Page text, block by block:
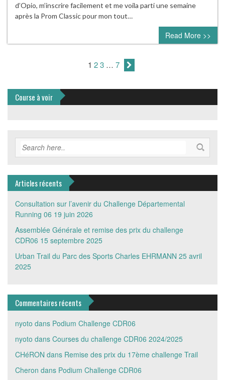
d’Opio, m’inscrire facilement et me voila parti une semaine
après la Prom Classic pour mon tout…
Read More >>
1 23 … 7
Course à voir
Articles récents
Consultation sur l’avenir du Challenge Départemental
Running 06 19 juin 2026
Assemblée Générale et remise des prix du challenge
CDR06 15 septembre 2025
Urban Trail du Parc des Sports Charles EHRMANN 25 avril
2025
Commentaires récents
nyoto dans Podium Challenge CDR06
nyoto dans Courses du challenge CDR06 2024/2025
CHéRON dans Remise des prix du 17ème challenge Trail
Cheron dans Podium Challenge CDR06